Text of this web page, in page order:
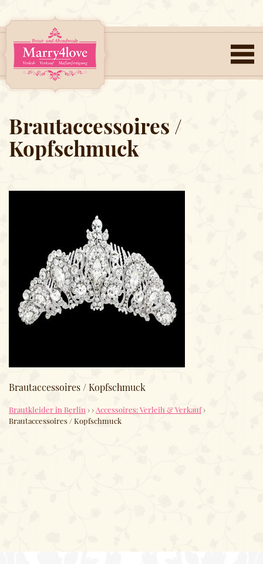
Brautaccessoires /
Kopfschmuck
Brautaccessoires / Kopfschmuck
Brautkleider in Berlin ›› Accessoires: Verleih & Verkauf›
Brautaccessoires / Kopfschmuck